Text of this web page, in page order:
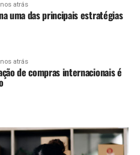
atrás
uma das principais estratégias
atrás
de compras internacionais é